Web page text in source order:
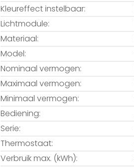
Kleureffect instelbaar:
Lichtmodule:
Materiaal:
Model:
Nominaal vermogen:
Maximaal vermogen:
Minimaal vermogen:
Bediening:
Serie:
Thermostaat:
Verbruik max. (kWh):